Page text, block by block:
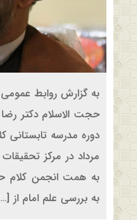
به گزارش روابط
حجت الاسلام دکتر
مرداد در مرکز
به همت انجمن کلام
به بررسی علم امام از